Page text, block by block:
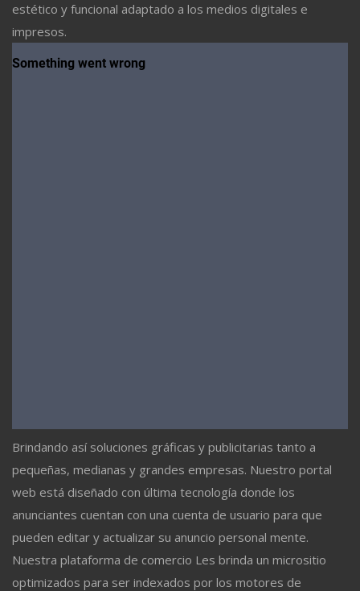
estético y funcional adaptado a los medios digitales e
impresos.
Brindando así soluciones gráficas y publicitarias tanto a
pequeñas, medianas y grandes empresas. Nuestro portal
web está diseñado con última tecnología donde los
anunciantes cuentan con una cuenta de usuario para que
pueden editar y actualizar su anuncio personal mente.
Nuestra plataforma de comercio Les brinda un micrositio
optimizados para ser indexados por los motores de